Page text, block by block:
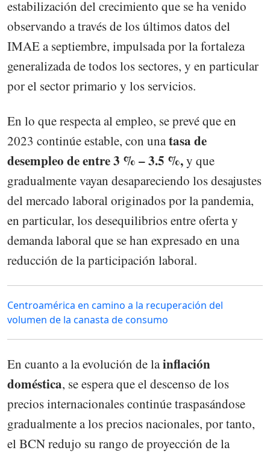
estabilización del crecimiento que se ha venido
observando a través de los últimos datos del
IMAE a septiembre, impulsada por la fortaleza
generalizada de todos los sectores, y en particular
por el sector primario y los servicios.
En lo que respecta al empleo, se prevé que en
2023 continúe estable, con unatasa de
desempleo de entre 3 % – 3.5 %,y que
gradualmente vayan desapareciendo los desajustes
del mercado laboral originados por la pandemia,
en particular, los desequilibrios entre oferta y
demanda laboral que se han expresado en una
reducción de la participación laboral.
Centroamérica en camino a la recuperación del
volumen de la canasta de consumo
En cuanto a la evolución de lainflación
doméstica, se espera que el descenso de los
precios internacionales continúe traspasándose
gradualmente a los precios nacionales, por tanto,
el BCN redujo su rango de proyección de la